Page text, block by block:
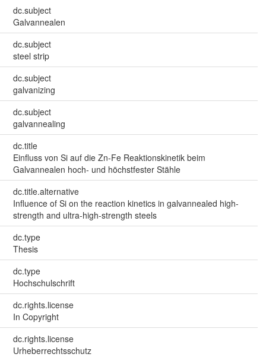
dc.subject
Galvannealen
dc.subject
steel strip
dc.subject
galvanizing
dc.subject
galvannealing
dc.title
Einfluss von Si auf die Zn-Fe Reaktionskinetik beim
Galvannealen hoch- und höchstfester Stähle
dc.title.alternative
Influence of Si on the reaction kinetics in galvannealed high-
strength and ultra-high-strength steels
dc.type
Thesis
dc.type
Hochschulschrift
dc.rights.license
In Copyright
dc.rights.license
Urheberrechtsschutz